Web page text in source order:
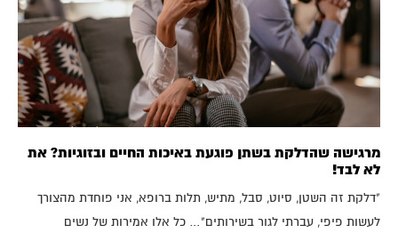
מרגישה שהדלקת בשתן פוגעת באיכות החיים ובזוגיות? את
לא לבד!
"דלקת זה השטן, סיוט, סבל, מתיש, תלות ברופא, אני פוחדת מהצורך
לעשות פיפי, עברתי לגור בשירותים"… כל אלו אמירות של נשים